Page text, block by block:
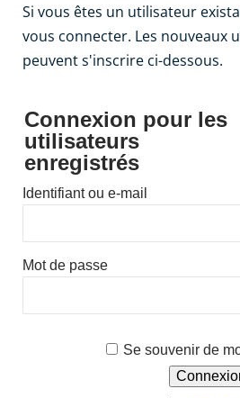
Si vous êtes un utilisateur
vous connecter. Les nouveaux
peuvent s'inscrire ci-dessous.
Connexion pour les
utilisateurs
enregistrés
Identifiant ou e-mail
Mot de passe
Se souvenir de